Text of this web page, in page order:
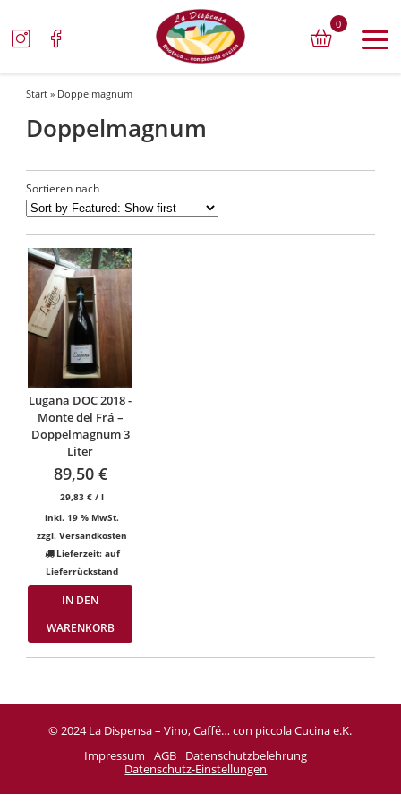
0
Start » Doppelmagnum
Doppelmagnum
Sortieren nach
Lugana DOC 2018 -
Monte del Frá –
Doppelmagnum 3
Liter
89,50 €
29,83€ /l
inkl. 19 % MwSt.
zzgl.Versandkosten
Lieferzeit: auf
Lieferrückstand
IN DEN
WARENKORB
© 2024 La Dispensa – Vino, Caffé… con piccola Cucina e.K.
Impressum
AGB
Datenschutzbelehrung
Datenschutz-Einstellungen